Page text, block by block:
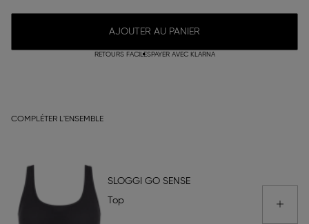
AJOUTER AU PANIER
RETOURS FACILESPAYER AVEC KLARNA
COMPLÉTER L'ENSEMBLE
SLOGGI GO SENSE
Top